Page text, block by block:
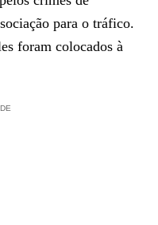
para o tráfico.
foram colocados à